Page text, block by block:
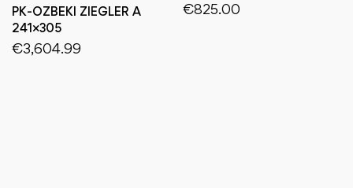
PK-OZBEKI ZIEGLER A
241×305
€3,604.99
€825.00